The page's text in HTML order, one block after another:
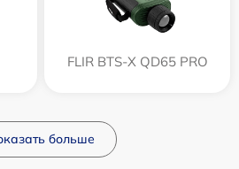
FLIR BTS-X QD65 PRO
больше